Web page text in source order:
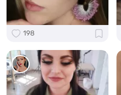
198